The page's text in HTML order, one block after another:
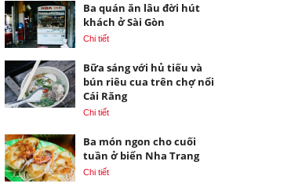
Ba quán ăn lâu đời hút
khách ở Sài Gòn
Chi tiết
Bữa sáng với hủ tiếu và
bún riêu cua trên chợ nổi
Cái Răng
Chi tiết
Ba món ngon cho cuối
tuần ở biển Nha Trang
Chi tiết